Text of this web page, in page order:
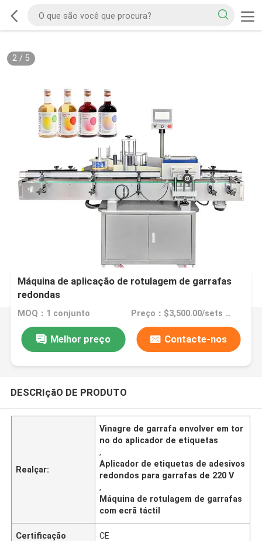
2/ 5
Máquina de aplicação de rotulagem de garrafas
redondas
MOQ：1 conjunto Preço：$3,500.00/sets 1-2 sets
Melhor preço Contacte-nos
DESCRIçãO DE PRODUTO
Realçar:
Vinagre de garrafa envolver em tor
no do aplicador de etiquetas
,
Aplicador de etiquetas de adesivos
redondos para garrafas de 220 V
,
Máquina de rotulagem de garrafas
com ecrã táctil
Certificação CE